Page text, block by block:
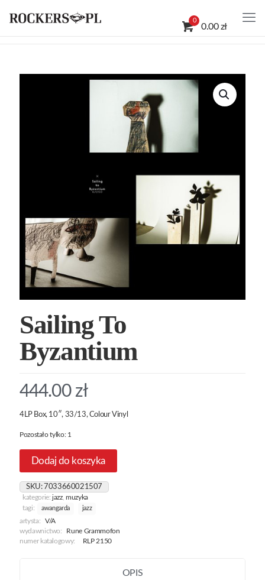
0
0.00 zł
Sailing To
Byzantium
444.00 zł
4LP Box, 10″, 33/13, Colour Vinyl
Pozostało tylko: 1
Dodaj do koszyka
SKU: 7033660021507
kategorie: jazz,muzyka
tagi:
awangarda jazz
artysta:
V/A
wydawnictwo:
Rune Grammofon
numer katalogowy:
RLP 2150
OPIS